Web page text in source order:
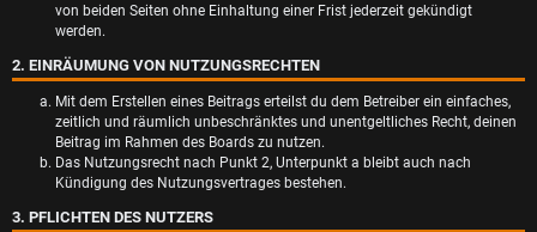
von beiden Seiten ohne Einhaltung einer Frist jederzeit gekündigt
werden.
2. EINRÄUMUNG VON NUTZUNGSRECHTEN
Mit dem Erstellen eines Beitrags erteilst du dem Betreiber ein einfaches,
zeitlich und räumlich unbeschränktes und unentgeltliches Recht, deinen
Beitrag im Rahmen des Boards zu nutzen.
Das Nutzungsrecht nach Punkt 2, Unterpunkt a bleibt auch nach
Kündigung des Nutzungsvertrages bestehen.
3. PFLICHTEN DES NUTZERS